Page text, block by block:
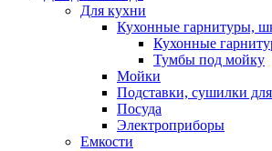
Для кухни
Кухонные гарнитуры,
Кухонные
Тумбы под мойку
Мойки
Подставки, сушилки
Посуда
Электроприборы
Емкости